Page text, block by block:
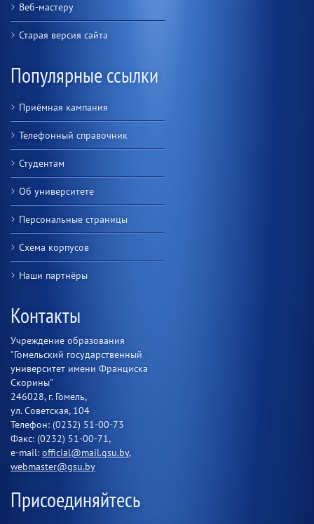
Веб-мастеру
Старая версия сайта
Популярные ссылки
Приёмная кампания
Телефонный справочник
Студентам
Об университете
Персональные страницы
Схема корпусов
Наши партнёры
Контакты
Учреждение образования
"Гомельский государственный
университет имени Франциска
Скорины"
246028, г. Гомель,
ул. Советская, 104
Телефон: (0232) 51-00-73
Факс: (0232) 51-00-71,
e-mail: official@mail.gsu.by,
webmaster@gsu.by
Присоединяйтесь